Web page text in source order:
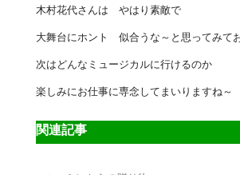
木村花代さんは やはり素敵で
大舞台にホント 似合うな～と思ってみて
次はどんなミュージカルに行けるのか
楽しみにお仕事に専念してまいりますね～
関連記事